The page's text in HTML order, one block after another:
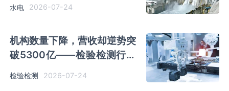
水电 2026-07-24
机构数量下降，营收却逆势突
破5300亿——检验检测行业
发生了什么？
检验检测 2026-07-24